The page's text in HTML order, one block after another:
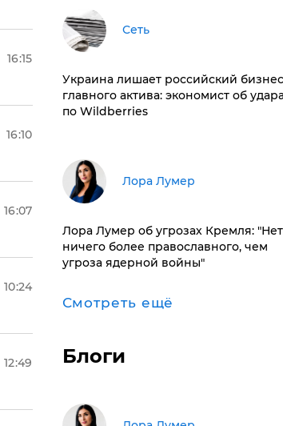
16:15
16:10
16:07
10:24
12:49
Сеть
​Украина лишает российский бизнес
главного актива: экономист об
по Wildberries
​Лора Лумер
Лора Лумер об угрозах Кремля: "Нет
ничего более православного, чем
угроза ядерной войны"
Смотреть ещё
Блоги